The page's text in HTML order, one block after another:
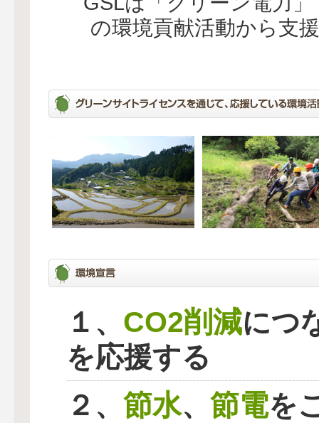
の環境貢献活動から支
１、 CO2削減につ
を応援する
２、 節水、 節電を